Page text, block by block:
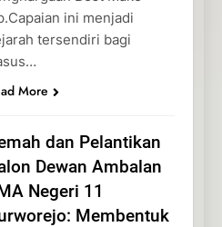
ini menjadi
tersendiri bagi
More
dan Pelantikan
Dewan Ambalan
Negeri 11
Membentuk